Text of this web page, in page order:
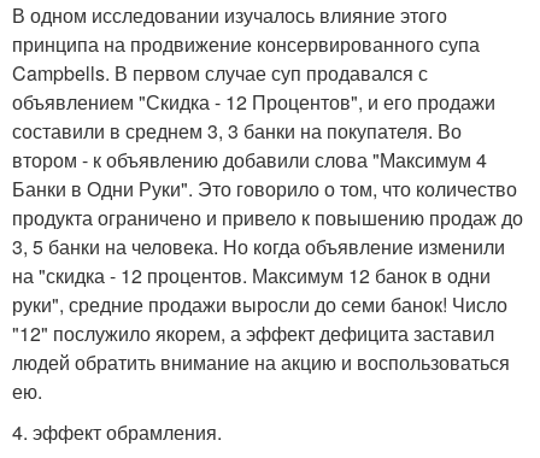
В одном исследовании изучалось влияние этого
принципа на продвижение консервированного супа
Campbells. В первом случае суп продавался с
объявлением "Скидка - 12 Процентов", и его продажи
составили в среднем 3, 3 банки на покупателя. Во
втором - к объявлению добавили слова "Максимум 4
Банки в Одни Руки". Это говорило о том, что количество
продукта ограничено и привело к повышению продаж до
3, 5 банки на человека. Но когда объявление изменили
на "скидка - 12 процентов. Максимум 12 банок в одни
руки", средние продажи выросли до семи банок! Число
"12" послужило якорем, а эффект дефицита заставил
людей обратить внимание на акцию и воспользоваться
ею.
4. эффект обрамления.